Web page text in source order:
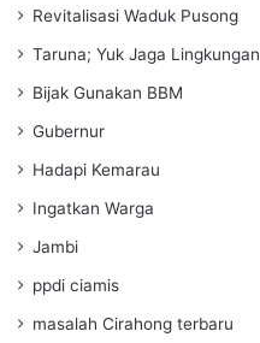
Revitalisasi Waduk Pusong
Taruna; Yuk Jaga Lingkungan
Bijak Gunakan BBM
Gubernur
Hadapi Kemarau
Ingatkan Warga
Jambi
ppdi ciamis
masalah Cirahong terbaru